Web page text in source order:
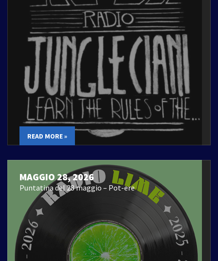
READ MORE »
MAGGIO 28, 2026
Puntatina del 28 maggio – Pot-ere